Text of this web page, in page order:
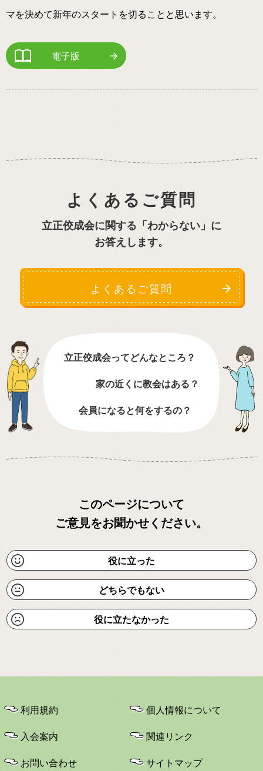
マを決めて新年のスタートを切ることと思います。
電子版
よくあるご質問
立正佼成会に関する「わからない」に
お答えします。
よくあるご質問
立正佼成会ってどんなところ？
家の近くに教会はある？
会員になると何をするの？
このページについて
ご意見をお聞かせください。
役に立った
どちらでもない
役に立たなかった
利用規約 個人情報について
入会案内 関連リンク
お問い合わせ サイトマップ